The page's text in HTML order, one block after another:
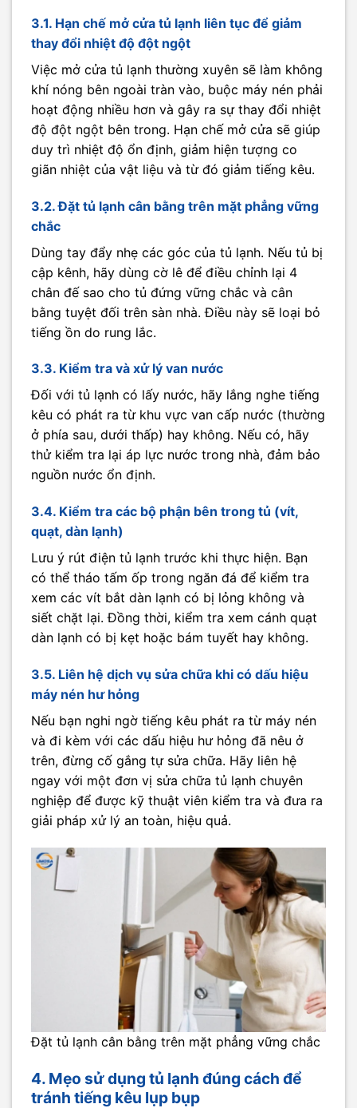
3.1. Hạn chế mở cửa tủ lạnh liên tục để giảm
thay đổi nhiệt độ đột ngột
Việc mở cửa tủ lạnh thường xuyên sẽ làm không
khí nóng bên ngoài tràn vào, buộc máy nén phải
hoạt động nhiều hơn và gây ra sự thay đổi nhiệt
độ đột ngột bên trong. Hạn chế mở cửa sẽ giúp
duy trì nhiệt độ ổn định, giảm hiện tượng co
giãn nhiệt của vật liệu và từ đó giảm tiếng kêu.
3.2. Đặt tủ lạnh cân bằng trên mặt phẳng vững
chắc
Dùng tay đẩy nhẹ các góc của tủ lạnh. Nếu tủ bị
cập kênh, hãy dùng cờ lê để điều chỉnh lại 4
chân đế sao cho tủ đứng vững chắc và cân
bằng tuyệt đối trên sàn nhà. Điều này sẽ loại bỏ
tiếng ồn do rung lắc.
3.3. Kiểm tra và xử lý van nước
Đối với tủ lạnh có lấy nước, hãy lắng nghe tiếng
kêu có phát ra từ khu vực van cấp nước (thường
ở phía sau, dưới thấp) hay không. Nếu có, hãy
thử kiểm tra lại áp lực nước trong nhà, đảm bảo
nguồn nước ổn định.
3.4. Kiểm tra các bộ phận bên trong tủ (vít,
quạt, dàn lạnh)
Lưu ý rút điện tủ lạnh trước khi thực hiện. Bạn
có thể tháo tấm ốp trong ngăn đá để kiểm tra
xem các vít bắt dàn lạnh có bị lỏng không và
siết chặt lại. Đồng thời, kiểm tra xem cánh quạt
dàn lạnh có bị kẹt hoặc bám tuyết hay không.
3.5. Liên hệ dịch vụ sửa chữa khi có dấu hiệu
máy nén hư hỏng
Nếu bạn nghi ngờ tiếng kêu phát ra từ máy nén
và đi kèm với các dấu hiệu hư hỏng đã nêu ở
trên, đừng cố gắng tự sửa chữa. Hãy liên hệ
ngay với một đơn vị sửa chữa tủ lạnh chuyên
nghiệp để được kỹ thuật viên kiểm tra và đưa ra
giải pháp xử lý an toàn, hiệu quả.
Đặt tủ lạnh cân bằng trên mặt phẳng vững chắc
4. Mẹo sử dụng tủ lạnh đúng cách để
tránh tiếng kêu lụp bụp